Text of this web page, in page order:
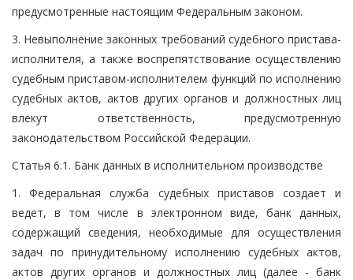
предусмотренные настоящим Федеральным законом.
3. Невыполнение законных требований судебного пристава-
исполнителя, а также воспрепятствование осуществлению
судебным приставом-исполнителем функций по исполнению
судебных актов, актов других органов и должностных лиц
влекут ответственность, предусмотренную
законодательством Российской Федерации.
Статья 6.1. Банк данных в исполнительном производстве
1. Федеральная служба судебных приставов создает и
ведет, в том числе в электронном виде, банк данных,
содержащий сведения, необходимые для осуществления
задач по принудительному исполнению судебных актов,
актов других органов и должностных лиц (далее - банк